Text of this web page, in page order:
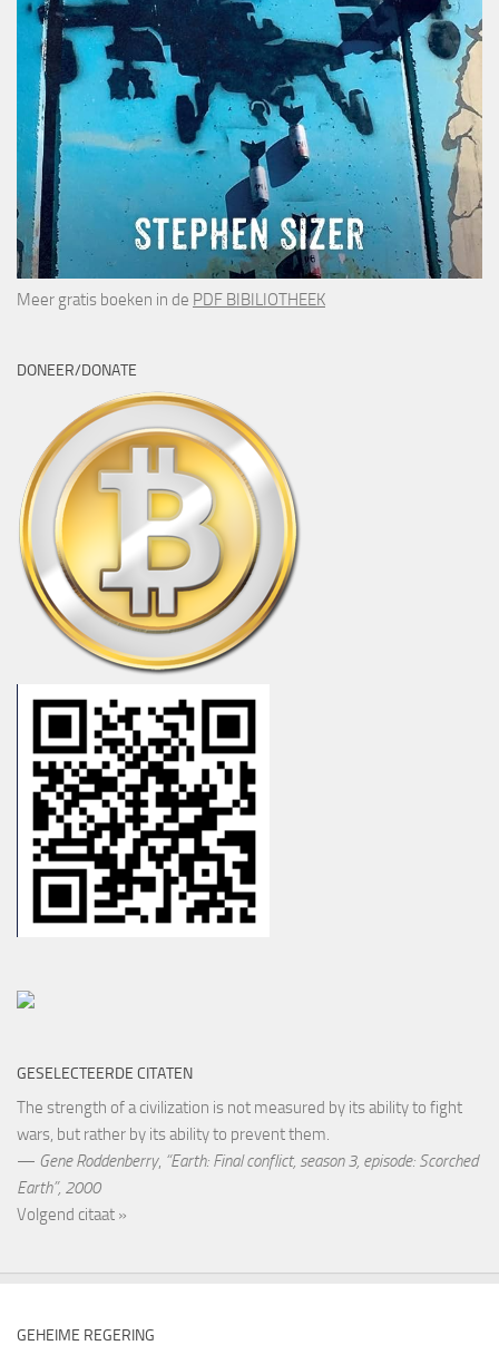
Meer gratis boeken in de PDF BIBILIOTHEEK
DONEER/DONATE
GESELECTEERDE CITATEN
The strength of a civilization is not measured by its ability to fight
wars, but rather by its ability to prevent them.
— Gene Roddenberry, “Earth: Final conflict, season 3, episode: Scorched
Earth”, 2000
Volgend citaat »
GEHEIME REGERING